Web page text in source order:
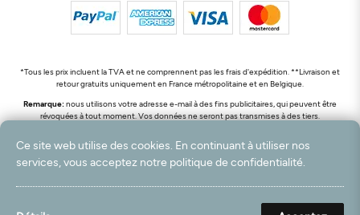
*Tous les prix incluent la TVA et ne comprennent pas les frais d'expédition. **Livraison et
retour gratuits uniquement en France métropolitaine et en Belgique.
Remarque:nous utilisons votre adresse e-mail à des fins publicitaires, qui peuvent être
révoquées à tout moment. Vos données ne seront pas transmises à des tiers.
createyourtemplate
Ce site web utilise des cookies. En continuant à utiliser nos
services, vous acceptez notre politique de confidentialité.